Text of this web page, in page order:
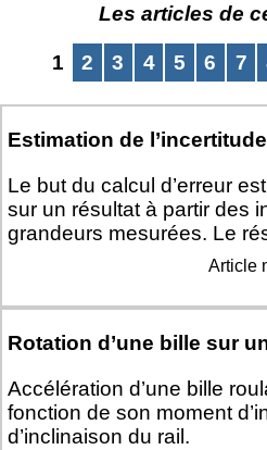
Les articles de
1 2 3 4 5 6 7
Estimation de l’incertitude
Le but du calcul d’erreur
sur un résultat à partir des
grandeurs mesurées. Le
Article
Rotation d’une bille sur
Accélération d’une bille
fonction de son moment
d’inclinaison du rail.